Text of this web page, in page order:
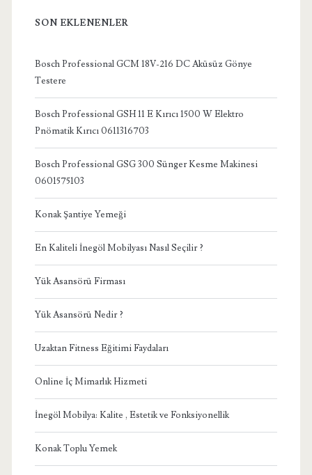
SON EKLENENLER
Bosch Professional GCM 18V-216 DC Aküsüz Gönye
Testere
Bosch Professional GSH 11 E Kırıcı 1500 W Elektro
Pnömatik Kırıcı 0611316703
Bosch Professional GSG 300 Sünger Kesme Makinesi
0601575103
Konak Şantiye Yemeği
En Kaliteli İnegöl Mobilyası Nasıl Seçilir ?
Yük Asansörü Firması
Yük Asansörü Nedir ?
Uzaktan Fitness Eğitimi Faydaları
Online İç Mimarlık Hizmeti
İnegöl Mobilya: Kalite , Estetik ve Fonksiyonellik
Konak Toplu Yemek